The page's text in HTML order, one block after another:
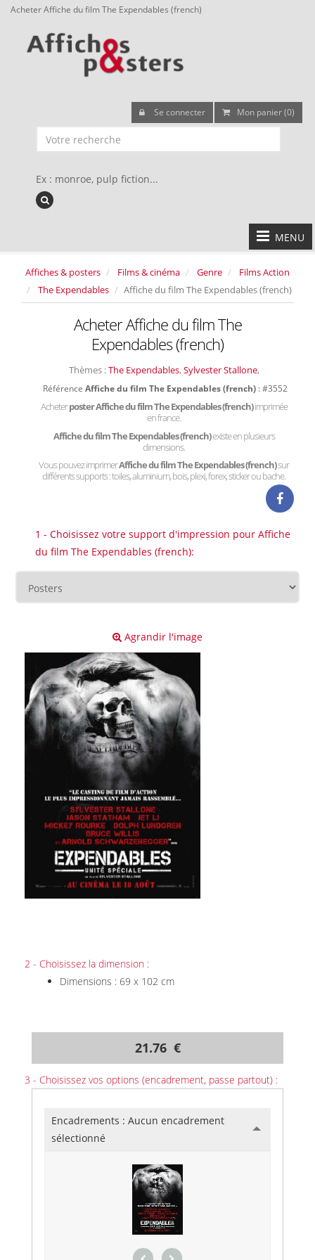
Acheter Affiche du film The Expendables (french)
Se connecter Mon panier (0)
Ex : monroe, pulp fiction...
MENU
Affiches & posters Films & cinéma Genre
Films Action
The Expendables
Affiche du film The Expendables (french)
Acheter Affiche du film The
Expendables (french)
Thèmes :The Expendables, Sylvester Stallone,
Référence Affiche du film The Expendables (french) : #3552
Acheterposter Affiche du film The Expendables (french)imprimée
en france.
Affiche du film The Expendables (french)existe en plusieurs
dimensions.
Vous pouvez imprimerAffiche du film The Expendables (french)sur
différents supports : toiles, aluminium, bois, plexi, forex, sticker ou bache.
1 - Choisissez votre support d'impression pour Affiche
du film The Expendables (french):
Agrandir l'image
2 - Choisissez la dimension :
Dimensions : 69 x 102 cm
21.76 €
3 - Choisissez vos options (encadrement, passe partout) :
Encadrements : Aucun encadrement
sélectionné